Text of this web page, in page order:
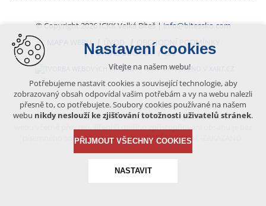
© Copyright 2026 ICKK Velká Bíteš | info@bitessko.com
MAPA WEBU
ÚVOD
OBCHODNÍ PODMÍNKY
PORTÁL OBČANA
GIS
VYTVOŘENO V XART.CZ
Obsah tohoto portálu je chráněn autorským právem, které
vykonává vydavatel. Jakékoliv užití článků a fotografií z této podoby
písemného souhlasu vydavatele – BÍTEŠSKO.COM -ZAKÁZÁNO.
Nastavení cookies
Vítejte na našem webu!
Potřebujeme nastavit cookies a související technologie, aby
zobrazovaný obsah odpovídal vašim potřebám a vy na webu nalezli
přesně to, co potřebujete. Soubory cookies používané na našem
webu nikdy neslouží ke zjišťování totožnosti uživatelů stránek.
PŘIJMOUT VŠECHNY COOKIES
NASTAVIT